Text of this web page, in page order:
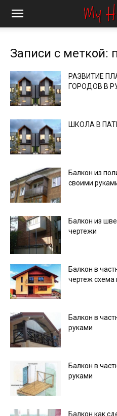
Записи с меткой:
РАЗВИТИЕ
ГОРОДОВ В
ШКОЛА В
Балкон из
своими
Балкон из
чертежи
Балкон в
чертеж схема
Балкон в
руками
Балкон в
руками
Балкон как